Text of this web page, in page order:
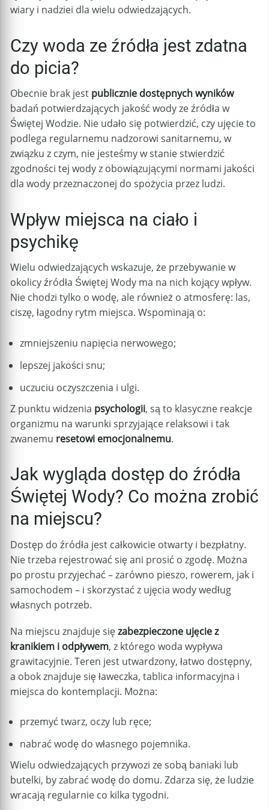
wiary i nadziei dla wielu odwiedzających.
Czy woda ze źródła jest zdatna
do picia?
Obecnie brak jest publicznie dostępnych wyników
badań potwierdzających jakość wody ze źródła w
Świętej Wodzie. Nie udało się potwierdzić, czy ujęcie to
podlega regularnemu nadzorowi sanitarnemu, w
związku z czym, nie jesteśmy w stanie stwierdzić
zgodności tej wody z obowiązującymi normami jakości
dla wody przeznaczonej do spożycia przez ludzi.
Wpływ miejsca na ciało i
psychikę
Wielu odwiedzających wskazuje, że przebywanie w
okolicy źródła Świętej Wody ma na nich kojący wpływ.
Nie chodzi tylko o wodę, ale również o atmosferę: las,
ciszę, łagodny rytm miejsca. Wspominają o:
zmniejszeniu napięcia nerwowego;
lepszej jakości snu;
uczuciu oczyszczenia i ulgi.
Z punktu widzenia psychologii, są to klasyczne reakcje
organizmu na warunki sprzyjające relaksowi i tak
zwanemu resetowi emocjonalnemu.
Jak wygląda dostęp do źródła
Świętej Wody? Co można zrobić
na miejscu?
Dostęp do źródła jest całkowicie otwarty i bezpłatny.
Nie trzeba rejestrować się ani prosić o zgodę. Można
po prostu przyjechać – zarówno pieszo, rowerem, jak i
samochodem – i skorzystać z ujęcia wody według
własnych potrzeb.
Na miejscu znajduje sięzabezpieczone ujęcie z
kranikiem i odpływem, z którego woda wypływa
grawitacyjnie. Teren jest utwardzony, łatwo dostępny,
a obok znajduje się ławeczka, tablica informacyjna i
miejsca do kontemplacji. Można:
przemyć twarz, oczy lub ręce;
nabrać wodę do własnego pojemnika.
Wielu odwiedzających przywozi ze sobą baniaki lub
butelki, by zabrać wodę do domu. Zdarza się, że ludzie
wracają regularnie co kilka tygodni.